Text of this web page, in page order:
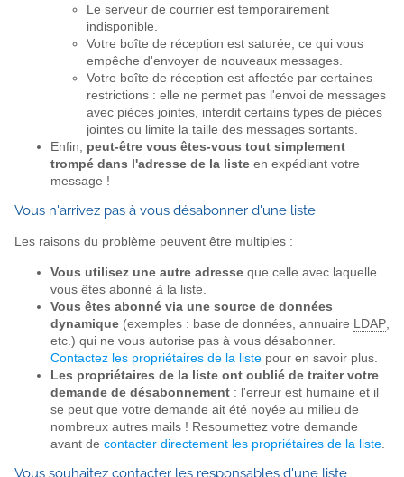
Le serveur de courrier est temporairement
indisponible.
Votre boîte de réception est saturée, ce qui vous
empêche d'envoyer de nouveaux messages.
Votre boîte de réception est affectée par certaines
restrictions : elle ne permet pas l'envoi de messages
avec pièces jointes, interdit certains types de pièces
jointes ou limite la taille des messages sortants.
Enfin, peut-être vous êtes-vous tout simplement
trompé dans l'adresse de la liste en expédiant votre
message !
Vous n'arrivez pas à vous désabonner d'une liste
Les raisons du problème peuvent être multiples :
Vous utilisez une autre adresse que celle avec laquelle
vous êtes abonné à la liste.
Vous êtes abonné via une source de données
dynamique (exemples : base de données, annuaire LDAP
etc.) qui ne vous autorise pas à vous désabonner.
Contactez les propriétaires de la liste pour en savoir plus.
Les propriétaires de la liste ont oublié de traiter votre
demande de désabonnement : l'erreur est humaine et il
se peut que votre demande ait été noyée au milieu de
nombreux autres mails ! Resoumettez votre demande
avant de contacter directement les propriétaires de la liste
Vous souhaitez contacter les responsables d'une liste